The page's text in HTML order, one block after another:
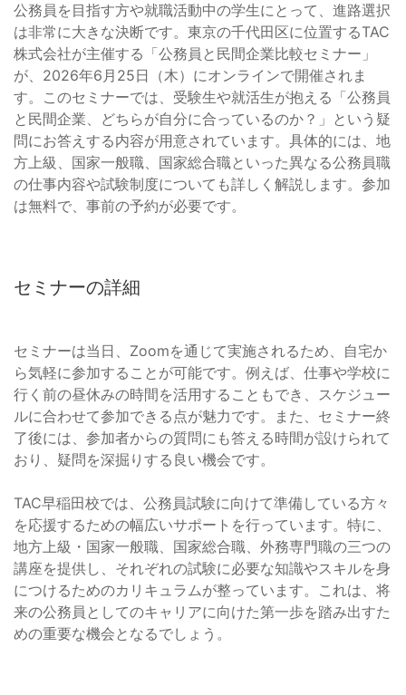
公務員を目指す方や就職活動中の学生にとって、進路選択
は非常に大きな決断です。東京の千代田区に位置するTAC
株式会社が主催する「公務員と民間企業比較セミナー」
が、2026年6月25日（木）にオンラインで開催されま
す。このセミナーでは、受験生や就活生が抱える「公務員
と民間企業、どちらが自分に合っているのか？」という疑
問にお答えする内容が用意されています。具体的には、地
方上級、国家一般職、国家総合職といった異なる公務員職
の仕事内容や試験制度についても詳しく解説します。参加
は無料で、事前の予約が必要です。
セミナーの詳細
セミナーは当日、Zoomを通じて実施されるため、自宅か
ら気軽に参加することが可能です。例えば、仕事や学校に
行く前の昼休みの時間を活用することもでき、スケジュー
ルに合わせて参加できる点が魅力です。また、セミナー終
了後には、参加者からの質問にも答える時間が設けられて
おり、疑問を深掘りする良い機会です。
TAC早稲田校では、公務員試験に向けて準備している方々
を応援するための幅広いサポートを行っています。特に、
地方上級・国家一般職、国家総合職、外務専門職の三つの
講座を提供し、それぞれの試験に必要な知識やスキルを身
につけるためのカリキュラムが整っています。これは、将
来の公務員としてのキャリアに向けた第一歩を踏み出すた
めの重要な機会となるでしょう。